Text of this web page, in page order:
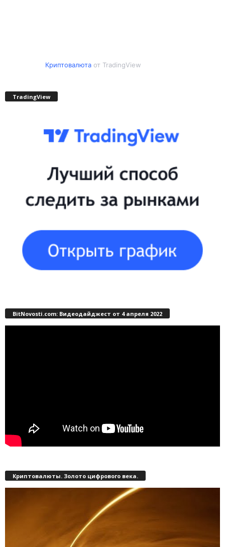
Криптовалютаот TradingView
TradingView
BitNovosti.com: Видеодайджест от 4 апреля 2022
Криптовалюты. Золото цифрового века.